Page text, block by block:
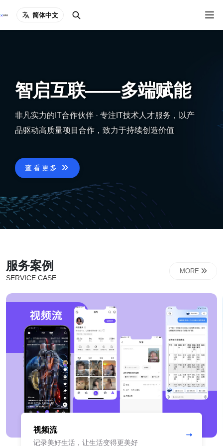
简体中文
智启互联——多端赋能
非凡实力的IT合作伙伴 · 专注IT技术人才服务，以产
品驱动高质量项目合作，致力于持续创造价值
查看更多
服务案例
SERVICE CASE
MORE
视频流
记录美好生活，让生活变得更美好